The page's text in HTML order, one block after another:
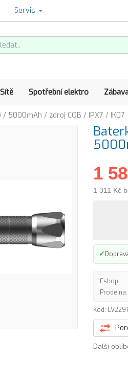
Servis
Sítě Spotřební elektro
5000mAh / zdroj COB / IPX7 / IK07
1
1 311 Kč
✓
Eshop:
Prodejna:
Kód:
Další